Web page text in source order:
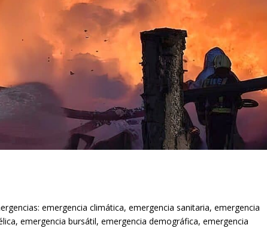
emergencia climática, emergencia sanitaria, emergencia
emergencia bursátil, emergencia demográfica, emergencia